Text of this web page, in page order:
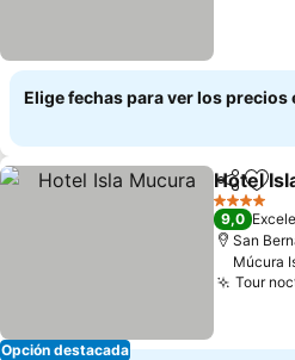
Elige fechas para ver los precios
Opción destacada
Hotel
4 Estrellas
9,0
San
Múcura
Tour